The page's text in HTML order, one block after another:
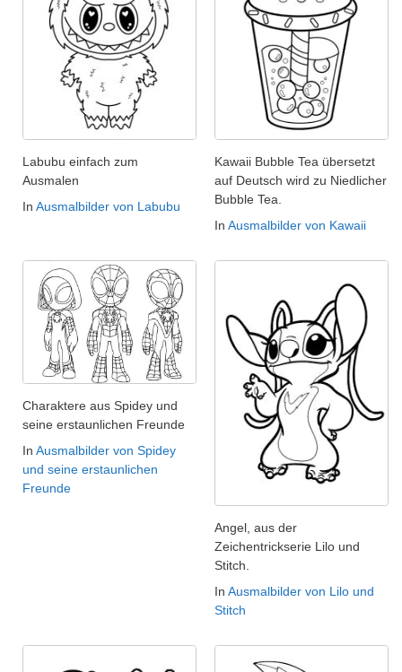
Labubu einfach zum
Ausmalen
In Ausmalbilder von Labubu
Kawaii Bubble Tea übersetzt
auf Deutsch wird zu Niedlicher
Bubble Tea.
In Ausmalbilder von Kawaii
Charaktere aus Spidey und
seine erstaunlichen Freunde
In Ausmalbilder von Spidey
und seine erstaunlichen
Freunde
Angel, aus der
Zeichentrickserie Lilo und
Stitch.
In Ausmalbilder von Lilo und
Stitch